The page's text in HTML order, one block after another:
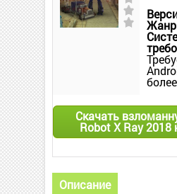
Жанр
Скачать
Robot X Ray 2018
Описание